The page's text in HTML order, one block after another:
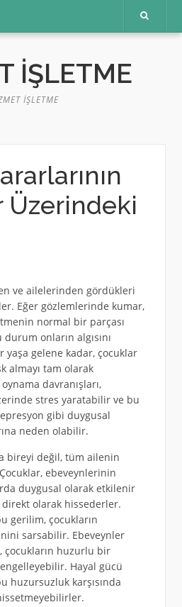
İŞLETME
İŞLETME
Üzerindeki
ve ailelerinden gördükleri
Eğer gözlemlerinde kumar,
normal bir parçası
onların algısını
gelene kadar, çocuklar
almayı tam olarak
davranışları,
stres yaratabilir ve bu
gibi duygusal
neden olabilir.
bireyi değil, tüm ailenin
ebeveynlerinin
duygusal olarak etkilenir
direkt olarak hissederler.
gerilim, çocukların
sarsabilir. Ebeveynler
çocukların huzurlu bir
Hayal gücü
huzursuzluk karşısında